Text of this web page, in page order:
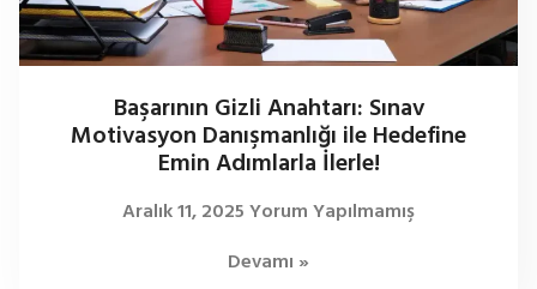
Başarının Gizli Anahtarı: Sınav
Motivasyon Danışmanlığı ile Hedefine
Emin Adımlarla İlerle!
Aralık 11, 2025Yorum Yapılmamış
Devamı »